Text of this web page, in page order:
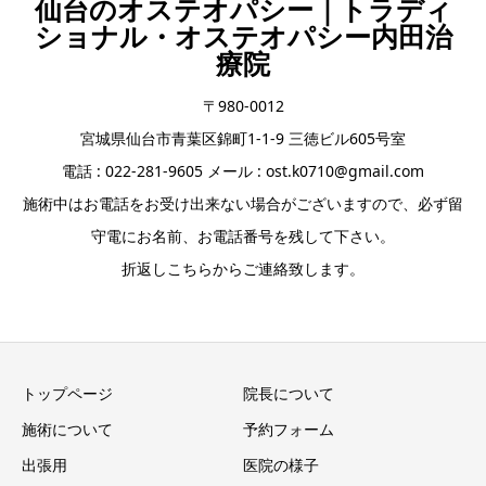
仙台のオステオパシー｜トラディ
ショナル・オステオパシー内田治
療院
〒980-0012
宮城県仙台市青葉区錦町1-1-9 三徳ビル605号室
電話 : 022-281-9605 メール : ost.k0710@gmail.com
施術中はお電話をお受け出来ない場合がございますので、必ず留
守電にお名前、お電話番号を残して下さい。
折返しこちらからご連絡致します。
トップページ
院長について
施術について
予約フォーム
出張用
医院の様子